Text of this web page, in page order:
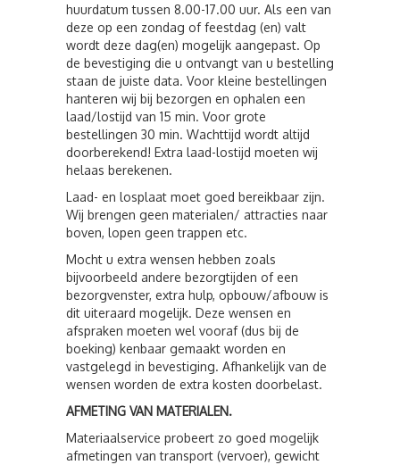
huurdatum tussen 8.00-17.00 uur. Als een van
deze op een zondag of feestdag (en) valt
wordt deze dag(en) mogelijk aangepast. Op
de bevestiging die u ontvangt van u bestelling
staan de juiste data. Voor kleine bestellingen
hanteren wij bij bezorgen en ophalen een
laad/lostijd van 15 min. Voor grote
bestellingen 30 min. Wachttijd wordt altijd
doorberekend! Extra laad-lostijd moeten wij
helaas berekenen.
Laad- en losplaat moet goed bereikbaar zijn.
Wij brengen geen materialen/ attracties naar
boven, lopen geen trappen etc.
Mocht u extra wensen hebben zoals
bijvoorbeeld andere bezorgtijden of een
bezorgvenster, extra hulp, opbouw/afbouw is
dit uiteraard mogelijk. Deze wensen en
afspraken moeten wel vooraf (dus bij de
boeking) kenbaar gemaakt worden en
vastgelegd in bevestiging. Afhankelijk van de
wensen worden de extra kosten doorbelast.
AFMETING VAN MATERIALEN.
Materiaalservice probeert zo goed mogelijk
afmetingen van transport (vervoer), gewicht